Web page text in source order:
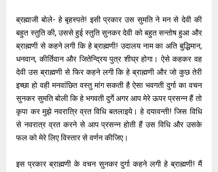
ब्रह्माजी बोले- हे बृहस्पते! इसी प्रकार उस सुमति ने मन से देवी की
बहुत स्तुति की, उससे हुई स्तुति सुनकर देवी को बहुत सन्तोष हुआ और
ब्राह्मणी से कहने लगी कि हे ब्राह्मणी! उदालय नाम का अति बुद्धिमान,
धनवान, कीर्तिवान और जितेन्द्रिय पुत्र शीघ्र होगा। ऐसे कहकर वह
देवी उस ब्राह्मणी से फिर कहने लगी कि हे ब्राह्मणी और जो कुछ तेरी
इच्छा हो वही मनवांछित वस्तु मांग सकती है ऐसा भवगती दुर्गा का वचन
सुनकर सुमति बोली कि हे भगवती दुर्गे अगर आप मेरे ऊपर प्रसन्न हैं तो
कृपा कर मुझे नवरात्रि व्रत विधि बतलाइये। हे दयावन्ती! जिस विधि
से नवरात्र व्रत करने से आप प्रसन्न होती हैं उस विधि और उसके
फल को मेरे लिए विस्तार से वर्णन कीजिए।
इस प्रकार ब्राह्मणी के वचन सुनकर दुर्गा कहने लगी हे ब्राह्मणी! मैं